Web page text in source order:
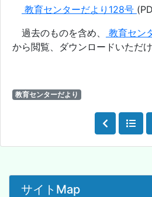
教育センターだより128号
過去のものを含め、
教育セン
から閲覧、ダウンロードいただけ
教育センターだより
サイトMap